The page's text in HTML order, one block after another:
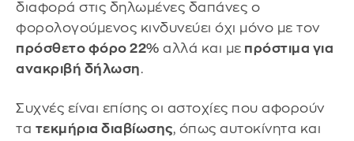
διαφορά στις δηλωμένες δαπάνες ο
φορολογούμενος κινδυνεύει όχι μόνο με τον
πρόσθετο φόρο 22% αλλά και με πρόστιμα για
ανακριβή δήλωση.
Συχνές είναι επίσης οι αστοχίες που αφορούν
τα τεκμήρια διαβίωσης, όπως αυτοκίνητα και